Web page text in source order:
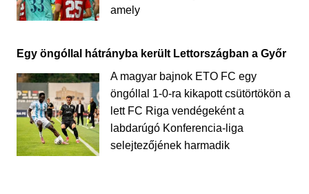
amely
Egy öngóllal hátrányba került Lettországban a Győr
A magyar bajnok ETO FC egy
öngóllal 1-0-ra kikapott csütörtökön a
lett FC Riga vendégeként a
labdarúgó Konferencia-liga
selejtezőjének harmadik